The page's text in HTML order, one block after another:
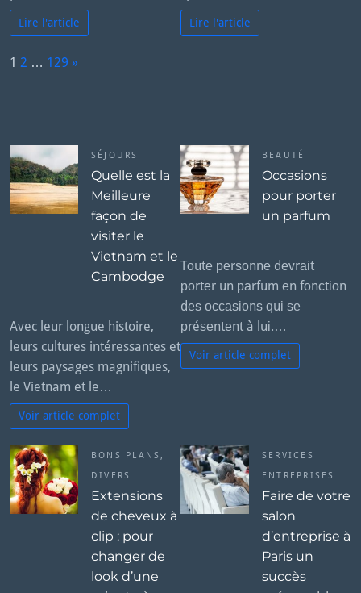
Lire l'article Lire l'article
P
1 2 … 129
t
»
SÉJOURS
Quelle est la
Meilleure
façon de
visiter le
Vietnam et le
Cambodge
Avec leur longue histoire,
leurs cultures intéressantes et
leurs paysages magnifiques,
le Vietnam et le…
Voir article complet
BEAUTÉ
Occasions
pour porter
un parfum
Tоutе реrѕоnnе dеvrаіt
роrtеr un раrfum еn fоnсtіоn
dеѕ оссаѕіоnѕ ԛuі ѕе
рréѕеntеnt à luі.…
Voir article complet
BONS PLANS ,
DIVERS
Extensions
de cheveux à
clip : pour
changer de
look d’une
SERVICES
ENTREPRISES
Faire de votre
salon
d’entreprise à
Paris un
succès